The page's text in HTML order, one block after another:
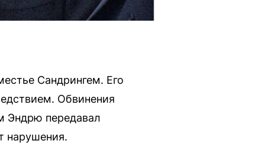
Сандрингем. Его
Обвинения
Эндрю передавал
нарушения.